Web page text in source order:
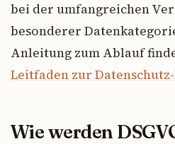
bei der umfangreichen
besonderer
Anleitung zum Ablauf
Leitfaden zur
Wie werden